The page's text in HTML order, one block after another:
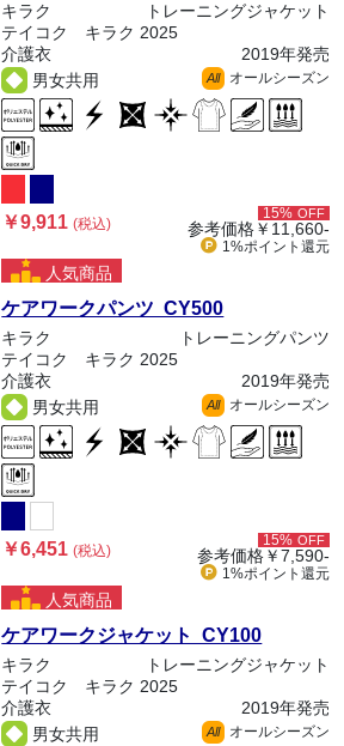
キラク
トレーニングジャケット
テイコク キラク 2025
介護衣
2019年発売
男女共用
All オールシーズン
￥9,911(税込)
15% OFF
参考価格￥11,660-
1%ポイント 還元
人気商品
ケアワークパンツ CY500
キラク
トレーニングパンツ
テイコク キラク 2025
介護衣
2019年発売
男女共用
All オールシーズン
￥6,451(税込)
15% OFF
参考価格￥7,590-
1%ポイント 還元
人気商品
ケアワークジャケット CY100
キラク
トレーニングジャケット
テイコク キラク 2025
介護衣
2019年発売
男女共用
All オールシーズン